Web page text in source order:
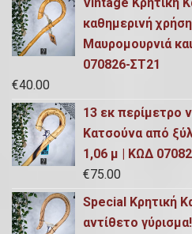
καθημερινή
Μαυρομουρνιά
070826-ΣΤ21
€40.00
13 εκ περίμετρο
Κατσούνα από
1,06 μ | ΚΩΔ
€75.00
Special Κρητική
αντίθετο